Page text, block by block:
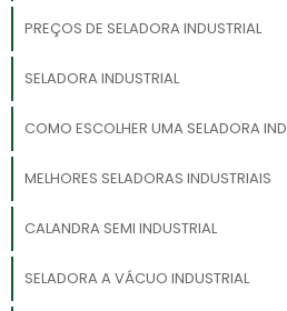
PREÇOS DE SELADORA INDUSTRIAL
SELADORA INDUSTRIAL
COMO ESCOLHER UMA SELADORA
MELHORES SELADORAS INDUSTRIAIS
CALANDRA SEMI INDUSTRIAL
SELADORA A VÁCUO INDUSTRIAL